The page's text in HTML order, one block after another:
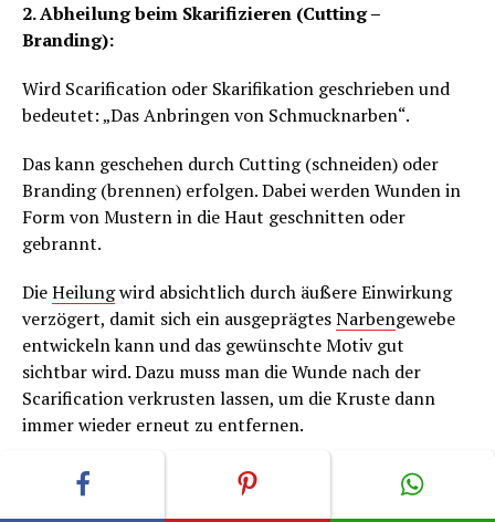
2. Abheilung beim Skarifizieren (Cutting –
Branding):
Wird Scarification oder Skarifikation geschrieben und
bedeutet: „Das Anbringen von Schmucknarben“.
Das kann geschehen durch Cutting (schneiden) oder
Branding (brennen) erfolgen. Dabei werden Wunden in
Form von Mustern in die Haut geschnitten oder
gebrannt.
DieHeilungwird absichtlich durch äußere Einwirkung
verzögert, damit sich ein ausgeprägtesNarbengewebe
entwickeln kann und das gewünschte Motiv gut
sichtbar wird. Dazu muss man die Wunde nach der
Scarification verkrusten lassen, um die Kruste dann
immer wieder erneut zu entfernen.
Siehe dazu auch Cutting und Branding.